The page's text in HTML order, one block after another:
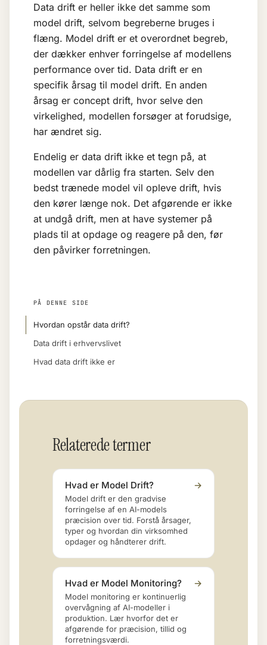
Data drift er heller ikke det samme som
model drift, selvom begreberne bruges i
flæng. Model drift er et overordnet begreb,
der dækker enhver forringelse af modellens
performance over tid. Data drift er en
specifik årsag til model drift. En anden
årsag er concept drift, hvor selve den
virkelighed, modellen forsøger at forudsige,
har ændret sig.
Endelig er data drift ikke et tegn på, at
modellen var dårlig fra starten. Selv den
bedst trænede model vil opleve drift, hvis
den kører længe nok. Det afgørende er ikke
at undgå drift, men at have systemer på
plads til at opdage og reagere på den, før
den påvirker forretningen.
PÅ DENNE SIDE
Hvordan opstår data drift?
Data drift i erhvervslivet
Hvad data drift ikke er
Relaterede termer
Hvad er Model Drift? →
Model drift er den gradvise
forringelse af en AI-models
præcision over tid. Forstå årsager,
typer og hvordan din virksomhed
opdager og håndterer drift.
Hvad er Model Monitoring? →
Model monitoring er kontinuerlig
overvågning af AI-modeller i
produktion. Lær hvorfor det er
afgørende for præcision, tillid og
forretningsværdi.